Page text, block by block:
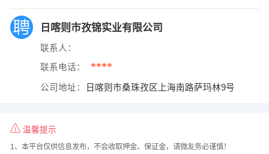
日喀则市孜锦实业有限公司
联系人：
联系电话： ****
公司地址： 日喀则市桑珠孜区上海南路萨玛林9号
温馨提示
1、本平台仅供信息发布，不会收取押金、保证金，请微友务必谨慎！